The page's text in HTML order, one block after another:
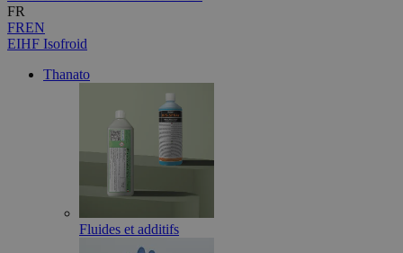
FR
FREN
EIHF Isofroid
Thanato
Fluides et additifs